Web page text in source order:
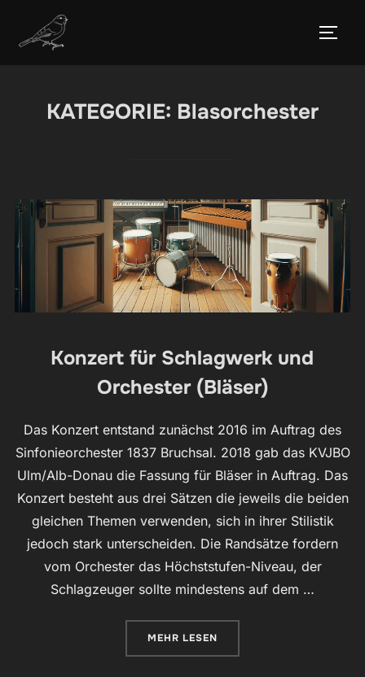
Inhalt
KATEGORIE: Blasorchester
Konzert für Schlagwerk und
Orchester (Bläser)
Das Konzert entstand zunächst 2016 im Auftrag des
Sinfonieorchester 1837 Bruchsal. 2018 gab das KVJBO
Ulm/Alb-Donau die Fassung für Bläser in Auftrag. Das
Konzert besteht aus drei Sätzen die jeweils die beiden
gleichen Themen verwenden, sich in ihrer Stilistik
jedoch stark unterscheiden. Die Randsätze fordern
vom Orchester das Höchststufen-Niveau, der
Schlagzeuger sollte mindestens auf dem …
MEHR ÜBER „KONZERT FÜR
LESEN